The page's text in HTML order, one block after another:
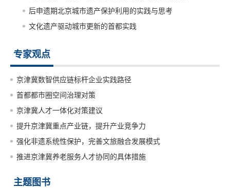
后申遗期北京城市遗产保护利用的实践与思考
文化遗产驱动城市更新的首都实践
专家观点
京津冀数智供应链标杆企业实践路径
首都都市圈空间治理对策
京津冀人才一体化对策建议
提升京津冀重点产业链，提升产业竞争力
强化非遗系统性保护，完善文旅融合发展模式
推进京津冀养老服务人才协同的具体措施
主题图书